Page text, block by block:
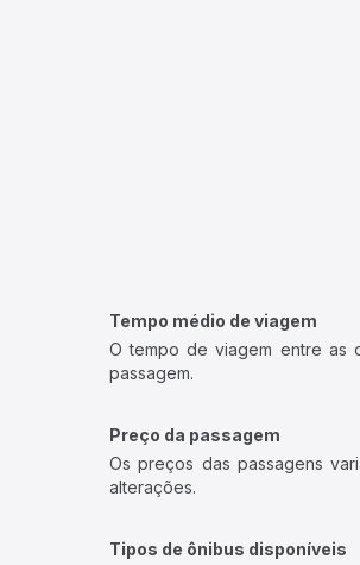
Tempo médio de viagem
O tempo de viagem entre as
passagem.
Preço da passagem
Os preços das passagens
alterações.
Tipos de ônibus disponíveis